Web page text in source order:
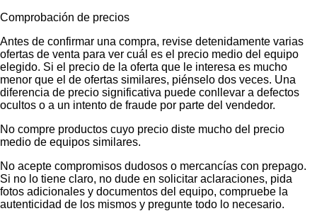
Comprobación de precios
Antes de confirmar una compra, revise detenidamente varias
ofertas de venta para ver cuál es el precio medio del equipo
elegido. Si el precio de la oferta que le interesa es mucho
menor que el de ofertas similares, piénselo dos veces. Una
diferencia de precio significativa puede conllevar a defectos
ocultos o a un intento de fraude por parte del vendedor.
No compre productos cuyo precio diste mucho del precio
medio de equipos similares.
No acepte compromisos dudosos o mercancías con prepago.
Si no lo tiene claro, no dude en solicitar aclaraciones, pida
fotos adicionales y documentos del equipo, compruebe la
autenticidad de los mismos y pregunte todo lo necesario.